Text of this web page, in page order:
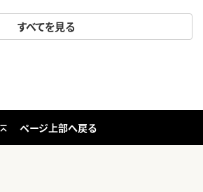
すべてを見る
ページ上部へ戻る